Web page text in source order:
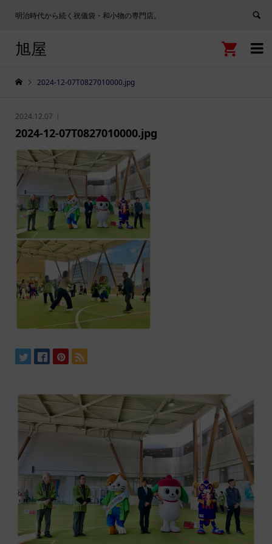
明治時代から続く祝儀袋・和小物の専門店。

旭屋 
2024-12-07T0827010000.jpg
2024.12.07
2024-12-07T0827010000.jpg